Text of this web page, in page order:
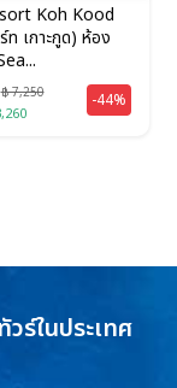
Koh Kood
ท เกาะกูด) ห้อง
฿ 7,250 -44%
ร์ในประเทศ